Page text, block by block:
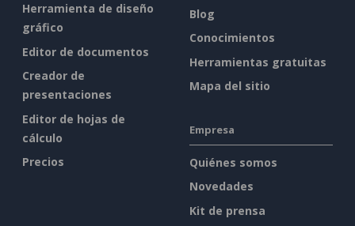
Herramienta de diseño
gráfico
Editor de documentos
Creador de
presentaciones
Editor de hojas de
cálculo
Precios
Blog
Conocimientos
Herramientas gratuitas
Mapa del sitio
Empresa
Quiénes somos
Novedades
Kit de prensa